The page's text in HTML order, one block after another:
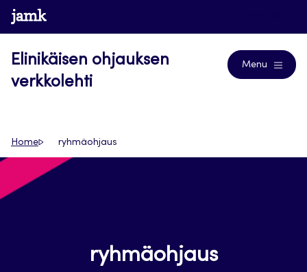
Siirry
suoraan
www.jamk.fi
Elinikäisen ohjauksen
verkkolehti
Menu
Home ryhmäohjaus
ryhmäohjaus